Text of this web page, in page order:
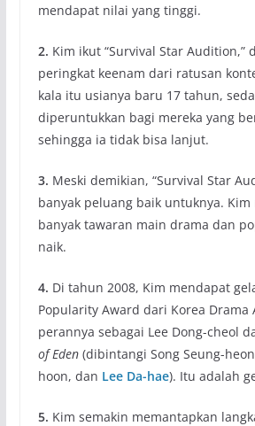
mendapat nilai yang tinggi.
2. Kim ikut “Survival Star Audition,”
peringkat keenam dari ratusan
kala itu usianya baru 17 tahun,
diperuntukkan bagi mereka yang
sehingga ia tidak bisa lanjut.
3. Meski demikian, “Survival Star
banyak peluang baik untuknya.
banyak tawaran main drama dan
naik.
4. Di tahun 2008, Kim mendapat
Popularity Award dari Korea Drama
perannya sebagai Lee Dong-cheol
of Eden(dibintangi Song Seung-
hoon, dan Lee Da-hae). Itu adalah
5. Kim semakin memantapkan